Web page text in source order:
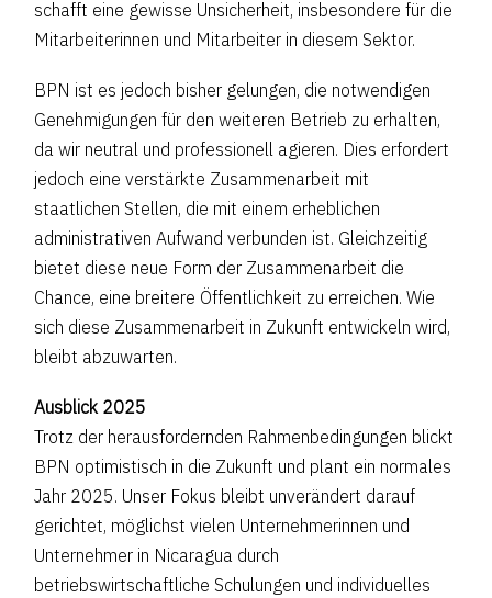
schafft eine gewisse Unsicherheit, insbesondere für die
Mitarbeiterinnen und Mitarbeiter in diesem Sektor.
BPN ist es jedoch bisher gelungen, die notwendigen
Genehmigungen für den weiteren Betrieb zu erhalten,
da wir neutral und professionell agieren. Dies erfordert
jedoch eine verstärkte Zusammenarbeit mit
staatlichen Stellen, die mit einem erheblichen
administrativen Aufwand verbunden ist. Gleichzeitig
bietet diese neue Form der Zusammenarbeit die
Chance, eine breitere Öffentlichkeit zu erreichen. Wie
sich diese Zusammenarbeit in Zukunft entwickeln wird,
bleibt abzuwarten.
Ausblick 2025
Trotz der herausfordernden Rahmenbedingungen blickt
BPN optimistisch in die Zukunft und plant ein normales
Jahr 2025. Unser Fokus bleibt unverändert darauf
gerichtet, möglichst vielen Unternehmerinnen und
Unternehmer in Nicaragua durch
betriebswirtschaftliche Schulungen und individuelles